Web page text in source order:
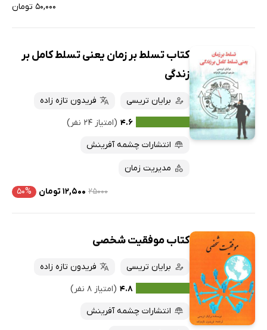
۵۰,۰۰۰ تومان
کتاب تسلط بر زمان یعنی تسلط کامل بر
زندگی
برایان تریسی
فریدون تازه زاده
۴.۶ (امتیاز ۲۴ نفر)
انتشارات چشمه آفرینش
مدیریت زمان
۲۵۰۰۰ ۱۲,۵۰۰ تومان ۵۰%
کتاب موفقیت شخصی
برایان تریسی
فریدون تازه زاده
۴.۸ (امتیاز ۸ نفر)
انتشارات چشمه آفرینش